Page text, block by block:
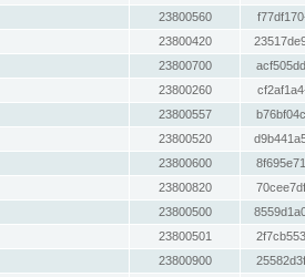
23800560
23800420
23800700
23800260
23800557
23800520
23800600
23800820
23800500
23800501
23800900